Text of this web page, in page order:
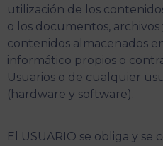
utilización de los
o los documentos, archivos
contenidos almacenados
informático propios o
Usuarios o de cualquier
(hardware y software).
El USUARIO se obliga y se